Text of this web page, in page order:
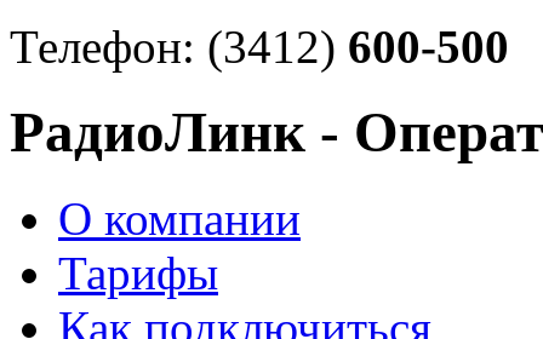
Телефон: (3412) 600-500
РадиоЛинк -
О компании
Тарифы
Как подключиться